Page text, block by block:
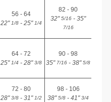
56 - 64
22"1/8 - 25"1/4
82 - 90
32"5/16 - 35"
7/16
64 - 72
25"1/4 - 28"3/8
90 - 98
35"7/16 - 38"5/8
72 - 80
28"3/8 - 31"1/2
98 - 106
38"5/8 - 41"3/4